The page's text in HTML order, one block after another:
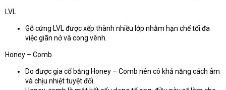
LVL
Gỗ cứng LVL được xếp thành nhiều lớp nhằm hạn chế tối đa
việc giãn nở và cong vênh.
Honey – Comb
Do được gia cố bằng Honey – Comb nên có khả năng cách âm
và chịu nhiệt tuyệt đối.